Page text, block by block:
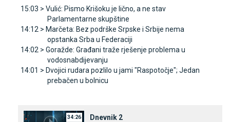
15:03 > Vulić: Pismo Krišoku je lično, a ne stav
Parlamentarne skupštine
14:12 > Marčeta: Bez podrške Srpske i Srbije nema
opstanka Srba u Federaciji
14:02 > Goražde: Građani traže rješenje problema u
vodosnabdijevanju
14:01 > Dvojici rudara pozlilo u jami "Raspotočje"; Јedan
prebačen u bolnicu
34:26
Dnevnik 2